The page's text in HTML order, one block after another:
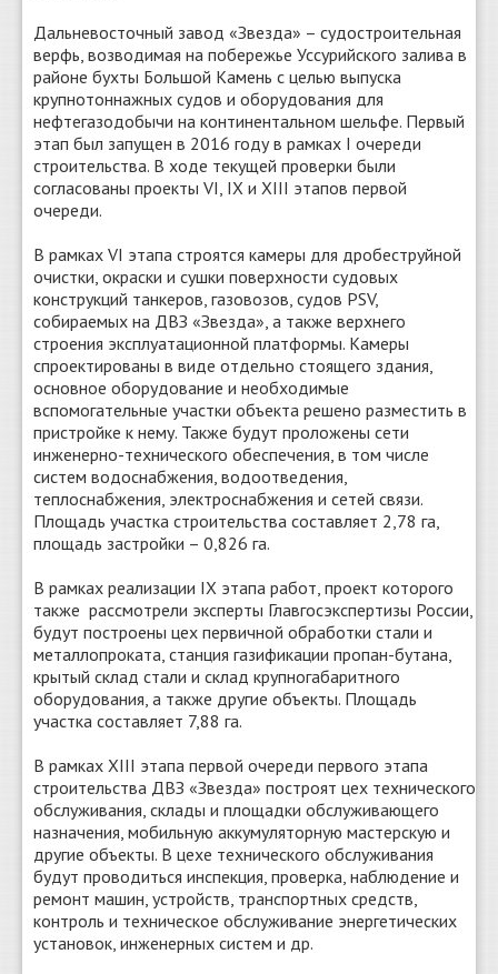
Дальневосточный завод «Звезда» – судостроительная
верфь, возводимая на побережье Уссурийского залива в
районе бухты Большой Камень с целью выпуска
крупнотоннажных судов и оборудования для
нефтегазодобычи на континентальном шельфе. Первый
этап был запущен в 2016 году в рамках I очереди
строительства. В ходе текущей проверки были
согласованы проекты VI, IX и XIII этапов первой
очереди.
В рамках VI этапа строятся камеры для дробеструйной
очистки, окраски и сушки поверхности судовых
конструкций танкеров, газовозов, судов PSV,
собираемых на ДВЗ «Звезда», а также верхнего
строения эксплуатационной платформы. Камеры
спроектированы в виде отдельно стоящего здания,
основное оборудование и необходимые
вспомогательные участки объекта решено разместить в
пристройке к нему. Также будут проложены сети
инженерно-технического обеспечения, в том числе
систем водоснабжения, водоотведения,
теплоснабжения, электроснабжения и сетей связи.
Площадь участка строительства составляет 2,78 га,
площадь застройки – 0,826 га.
В рамках реализации IX этапа работ, проект которого
также рассмотрели эксперты Главгосэкспертизы России,
будут построены цех первичной обработки стали и
металлопроката, станция газификации пропан-бутана,
крытый склад стали и склад крупногабаритного
оборудования, а также другие объекты. Площадь
участка составляет 7,88 га.
В рамках XIII этапа первой очереди первого этапа
строительства ДВЗ «Звезда» построят цех технического
обслуживания, склады и площадки обслуживающего
назначения, мобильную аккумуляторную мастерскую и
другие объекты. В цехе технического обслуживания
будут проводиться инспекция, проверка, наблюдение и
ремонт машин, устройств, транспортных средств,
контроль и техническое обслуживание энергетических
установок, инженерных систем и др.